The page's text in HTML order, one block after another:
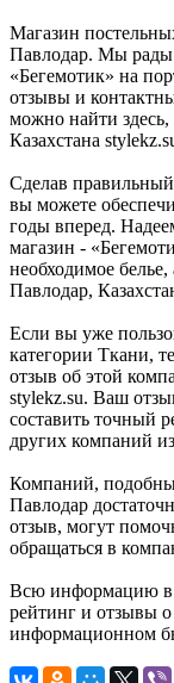
Магазин
Павлодар. Мы рады
«Бегемотик» на
отзывы и
можно найти
Казахстана
Сделав
вы можете
годы вперед.
магазин -
необходимое
Павлодар,
Если вы уже
категории Ткани,
отзыв об этой
stylekz.su. Ваш
составить точный
других компаний
Компаний,
Павлодар
отзыв, могут
обращаться в
Всю информацию в
рейтинг и отзывы
информационном